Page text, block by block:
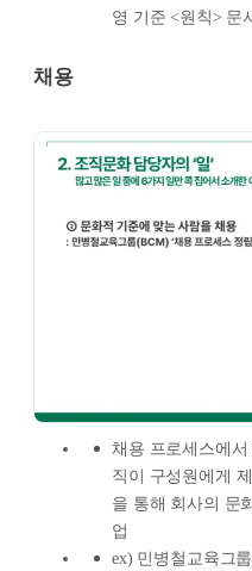
영 기준 <원칙> 문
채용
채용 프로세스에
직이 구성원에게
을 통해 회사의 문
업
ex) 민병철교육그